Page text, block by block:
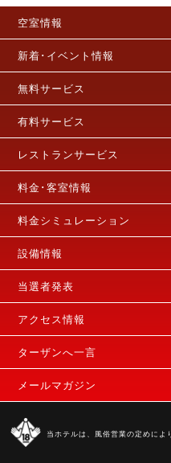
空室情報
新着･イベント情報
無料サービス
有料サービス
レストランサービス
料金･客室情報
料金シミュレーション
設備情報
当選者発表
アクセス情報
ターザンへ一言
メールマガジン
当ホテルは、風俗営業の定めによ